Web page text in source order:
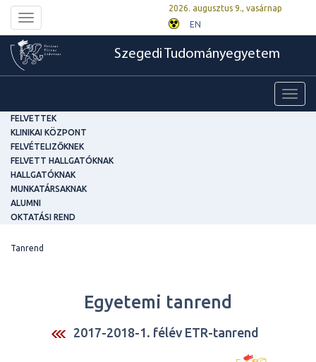
Toggle
navigation
2026. augusztus 9., vasárnap
EN
Szegedi Tudományegyetem
FELVETTEK
KLINIKAI KÖZPONT
FELVÉTELIZŐKNEK
FELVETT HALLGATÓKNAK
HALLGATÓKNAK
MUNKATÁRSAKNAK
ALUMNI
OKTATÁSI REND
Tanrend
Egyetemi tanrend
2017-2018-1. félév ETR-tanrend